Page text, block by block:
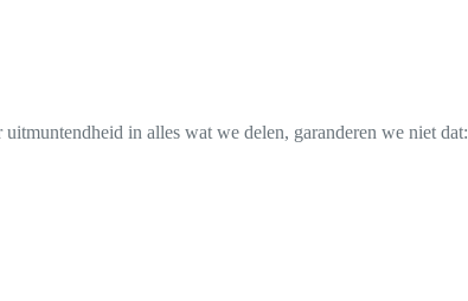
in alles wat we delen, garanderen we niet dat: